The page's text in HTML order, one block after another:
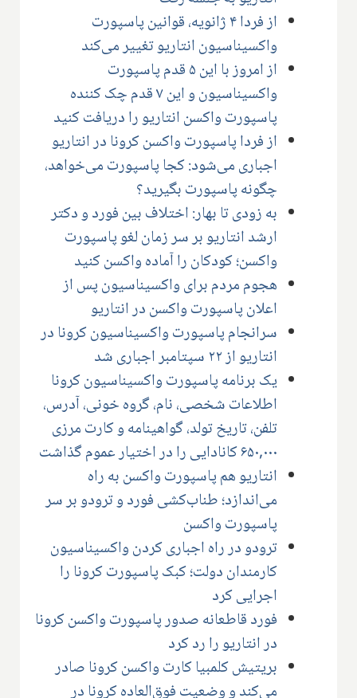
از فردا ۴ ژانویه، قوانین پاسپورت
واکسیناسیون انتاریو تغییر می‌کند
از امروز با این ۵ قدم پاسپورت
واکسیناسیون و این ۷ قدم چک کننده
پاسپورت واکسن انتاریو را دریافت کنید
از فردا پاسپورت واکسن کرونا در انتاریو
اجباری می‌شود: کجا پاسپورت می‌خواهد،
چگونه پاسپورت بگیرید؟
به زودی تا بهار: اختلاف بین فورد و دکتر
ارشد انتاریو بر سر زمان لغو پاسپورت
واکسن؛ کودکان را آماده واکسن کنید
هجوم مردم برای واکسیناسیون پس از
اعلان پاسپورت واکسن در انتاریو
سرانجام پاسپورت واکسیناسیون کرونا در
انتاریو از ۲۲ سپتامبر اجباری شد
یک برنامه پاسپورت واکسیناسیون کرونا
اطلاعات شخصی، نام، گروه خونی، آدرس،
تلفن، تاریخ تولد، گواهینامه و کارت مرزی
۶۵۰,۰۰۰ کانادایی را در اختیار عموم گذاشت
انتاریو هم پاسپورت واکسن به راه
می‌اندازد؛ طناب‌کشی فورد و ترودو بر سر
پاسپورت واکسن
ترودو در راه اجباری کردن واکسیناسیون
کارمندان دولت؛ کبک پاسپورت کرونا را
اجرایی کرد
فورد قاطعانه صدور پاسپورت واکسن کرونا
در انتاریو را رد کرد
بریتیش کلمبیا کارت واکسن کرونا صادر
می‌کند و وضعیت فوق‌العاده کرونا در